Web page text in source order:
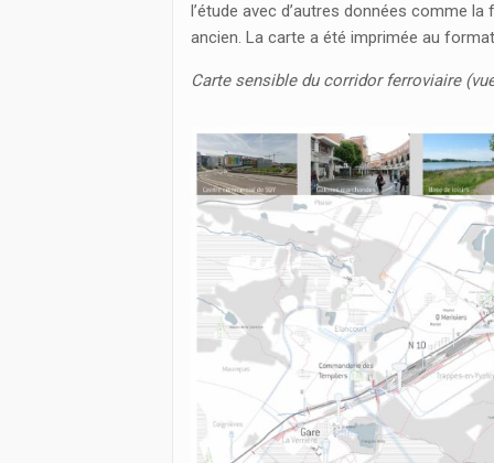
l’étude avec d’autres données comme
ancien. La carte a été imprimée au
Carte sensible du corridor ferroviaire